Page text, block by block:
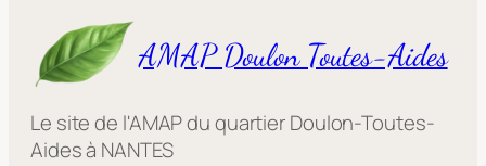
AMAP Doulon Toutes-Aides
Le site de l'AMAP du quartier Doulon-Toutes-
Aides à NANTES